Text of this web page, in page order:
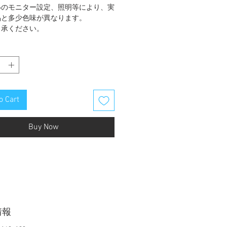
モニター設定、照明等により、実
多少色味が異なります。
ください。
Cart
Buy Now